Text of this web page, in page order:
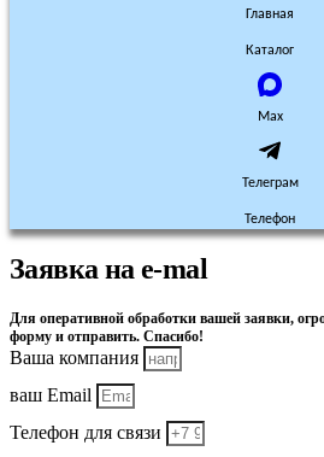
Главная
Каталог
Max
Телеграм
Телефон
Заявка на e-mal
Для оперативной обработки вашей заявки,
форму и отправить. Спасибо!
Ваша компания
ваш Email
Телефон для связи